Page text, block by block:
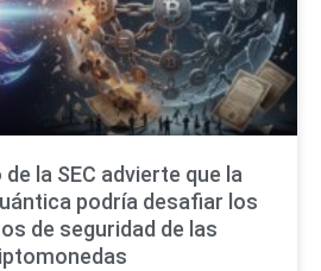
la SEC advierte que la
podría desafiar los
de seguridad de las